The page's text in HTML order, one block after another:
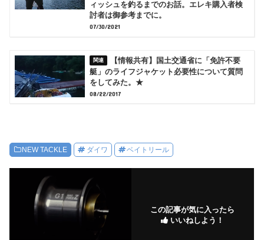
ィッシュを釣るまでのお話。エレキ購入者検
討者は御参考までに。
07/30/2021
【情報共有】国土交通省に「免許不要
艇」のライフジャケット必要性について質問
をしてみた。★
08/22/2017
NEW TACKLE ダイワ ベイトリール
この記事が気に入ったら
いいねしよう！